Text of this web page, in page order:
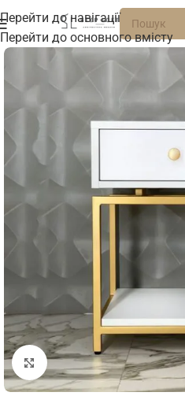
Перейти до навігації
Перейти до основного вмісту
Натисніть, щоб збільшити